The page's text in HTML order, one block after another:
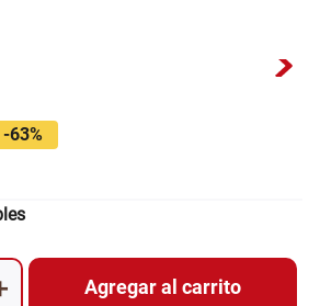
-63%
Agregar al carrito